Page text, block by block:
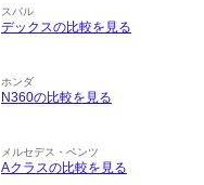
スバル
デックスの比較を見る
ホンダ
N360の比較を見る
メルセデス・ベンツ
Aクラスの比較を見る